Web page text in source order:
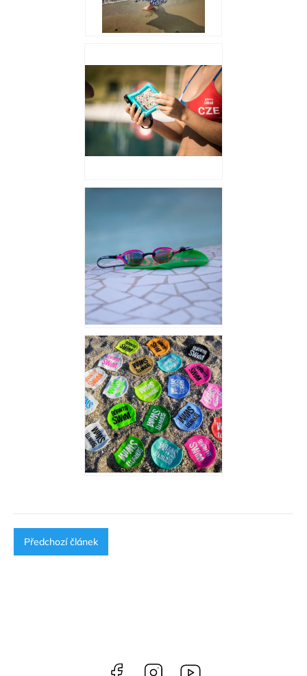
Předchozí článek
Facebook Instagram